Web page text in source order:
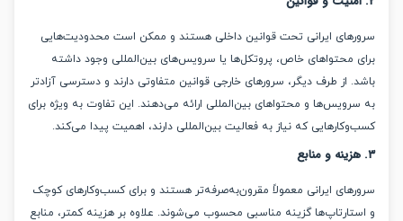
ایرانی تحت قوانین داخلی هستند و ممکن است محدودیت‌هایی
محتواهای خاص، پروتکل‌ها یا سرویس‌های بین‌المللی وجود داشته
از طرف دیگر، سرورهای خارجی قوانین متفاوتی دارند و دسترسی آزادتر
و محتواهای بین‌المللی ارائه می‌دهند. این تفاوت به ویژه برای
که نیاز به فعالیت بین‌المللی دارند، اهمیت پیدا می‌کند.
ایرانی معمولاً مقرون‌به‌صرفه‌تر هستند و برای کسب‌وکارهای کوچک
گزینه مناسبی محسوب می‌شوند. علاوه بر هزینه کمتر، منابع